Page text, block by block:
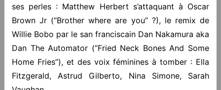
ses perles : Matthew Herbert s’attaquant à Oscar
Brown Jr (“Brother where are you” ?), le remix de
Willie Bobo par le san franciscain Dan Nakamura aka
Dan The Automator (“Fried Neck Bones And Some
Home Fries”), et des voix féminines à tomber : Ella
Fitzgerald, Astrud Gilberto, Nina Simone, Sarah